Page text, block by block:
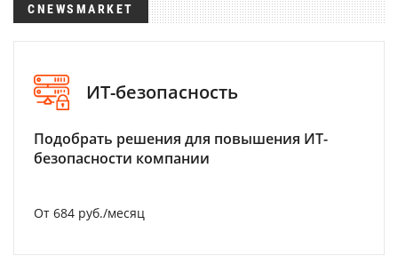
CNEWSMARKET
ИТ-безопасность
Подобрать решения для повышения ИТ-
безопасности компании
От 684 руб./месяц